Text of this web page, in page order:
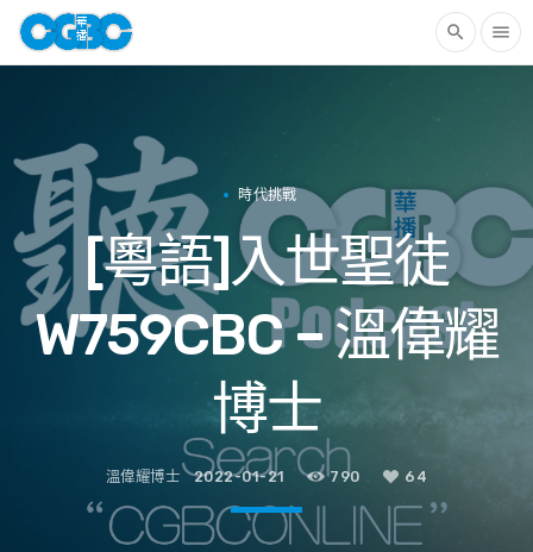
search menu
時代挑戰
[粵語]入世聖徒
W759CBC – 溫偉耀
博士
溫偉耀博士 2022-01-21 790 64